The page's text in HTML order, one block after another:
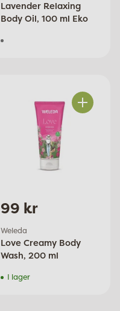
Lavender Relaxing
Body Oil, 100 ml Eko
Antal
99 kr
Weleda
Love Creamy Body
Wash, 200 ml
I lager